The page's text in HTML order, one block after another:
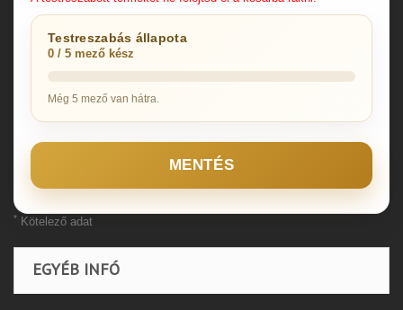
Testreszabás állapota
0 / 5 mező kész
Még 5 mező van hátra.
MENTÉS
* Kötelező adat
EGYÉB INFÓ